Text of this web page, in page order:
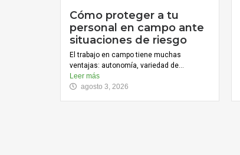
Cómo proteger a tu
personal en campo ante
situaciones de riesgo
El trabajo en campo tiene muchas
ventajas: autonomía, variedad de...
Leer más
agosto 3, 2026